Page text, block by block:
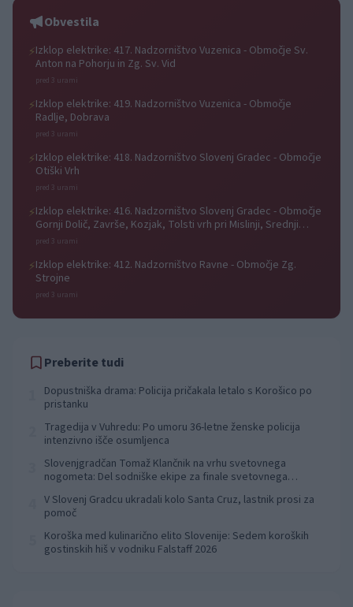
Obvestila
⚡Izklop elektrike: 417. Nadzorništvo Vuzenica - Območje Sv.
Anton na Pohorju in Zg. Sv. Vid
pred 3 urami
⚡Izklop elektrike: 419. Nadzorništvo Vuzenica - Območje
Radlje, Dobrava
pred 3 urami
⚡Izklop elektrike: 418. Nadzorništvo Slovenj Gradec - Območje
Otiški Vrh
pred 3 urami
⚡Izklop elektrike: 416. Nadzorništvo Slovenj Gradec - Območje
Gornji Dolič, Završe, Kozjak, Tolsti vrh pri Mislinji, Srednji
Dolič, Paka
pred 3 urami
⚡Izklop elektrike: 412. Nadzorništvo Ravne - Območje Zg.
Strojne
pred 3 urami
Preberite tudi
Dopustniška drama: Policija pričakala letalo s Korošico po
pristanku
Tragedija v Vuhredu: Po umoru 36-letne ženske policija
intenzivno išče osumljenca
Slovenjgradčan Tomaž Klančnik na vrhu svetovnega
nogometa: Del sodniške ekipe za finale svetovnega
V Slovenj Gradcu ukradali kolo Santa Cruz, lastnik prosi za
pomoč
Koroška med kulinarično elito Slovenije: Sedem koroških
gostinskih hiš v vodniku Falstaff 2026